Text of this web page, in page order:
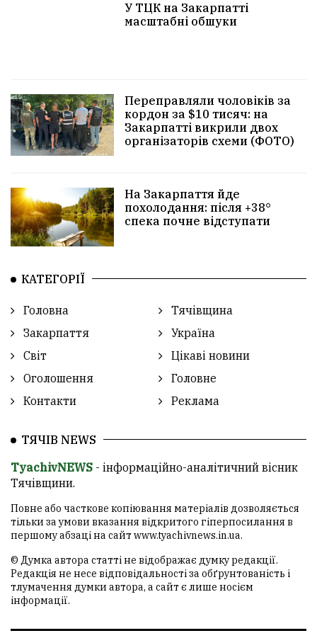
У ТЦК на Закарпатті
масштабні обшуки
Переправляли чоловіків за
кордон за $10 тисяч: на
Закарпатті викрили двох
організаторів схеми (ФОТО)
На Закарпаття йде
похолодання: після +38°
спека почне відступати
КАТЕГОРІЇ
Головна
Тячівщина
Закарпаття
Україна
Світ
Цікаві новини
Оголошення
Головне
Контакти
Реклама
ТЯЧІВ NEWS
TyachivNEWS - інформаційно-аналітичний вісник
Тячівщини.
Повне або часткове копіювання матеріалів дозволяється
тільки за умови вказання відкритого гіперпосилання в
першому абзаці на сайт www.tyachivnews.in.ua.
© Думка автора статті не відображає думку редакції.
Редакція не несе відповідальності за обґрунтованість і
тлумачення думки автора, а сайт є лише носієм
інформації.